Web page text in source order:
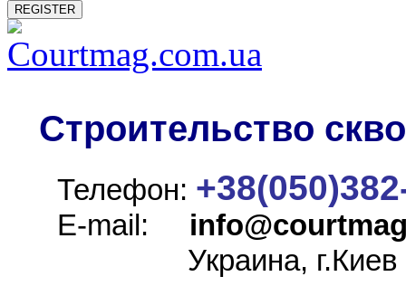
REGISTER
Строительство
Телефон:
E-mail: info@
Украина, г.Киев